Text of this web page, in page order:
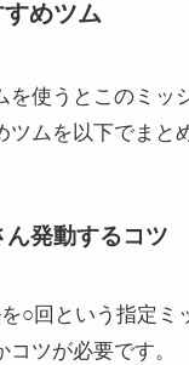
めツム
を使うとこのミッ
ムを以下でまと
ん発動するコツ
○回という指定ミ
ツが必要です。